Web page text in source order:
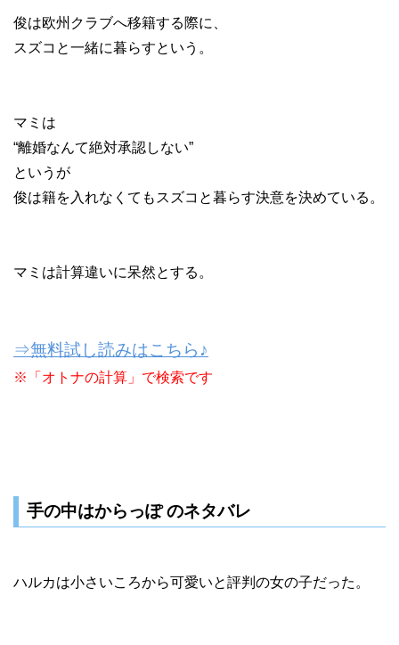
俊は欧州クラブへ移籍する際に、
スズコと一緒に暮らすという。
マミは
“離婚なんて絶対承認しない”
というが
俊は籍を入れなくてもスズコと暮らす決意を決めている。
マミは計算違いに呆然とする。
⇒無料試し読みはこちら♪
※「オトナの計算」で検索です
手の中はからっぽ のネタバレ
ハルカは小さいころから可愛いと評判の女の子だった。